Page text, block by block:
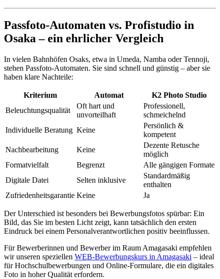
Passfoto-Automaten vs. Profistudio in
Osaka – ein ehrlicher Vergleich
In vielen Bahnhöfen Osaks, etwa in Umeda, Namba oder Tennoji,
stehen Passfoto-Automaten. Sie sind schnell und günstig – aber sie
haben klare Nachteile:
Kriterium Automat
K2 Photo Studio
Beleuchtungsqualität
Oft hart und
unvorteilhaft
Professionell,
schmeichelnd
Individuelle Beratung Keine
Persönlich &
kompetent
Nachbearbeitung
Keine
Dezente Retusche
möglich
Formatvielfalt
Begrenzt
Alle gängigen Formate
Digitale Datei
Selten inklusive
Standardmäßig
enthalten
Zufriedenheitsgarantie Keine Ja
Der Unterschied ist besonders bei Bewerbungsfotos spürbar: Ein
Bild, das Sie im besten Licht zeigt, kann tatsächlich den ersten
Eindruck bei einem Personalverantwortlichen positiv beeinflussen.
Für Bewerberinnen und Bewerber im Raum Amagasaki empfehlen
wir unseren speziellen WEB-Bewerbungskurs in Amagasaki – ideal
für Hochschulbewerbungen und Online-Formulare, die ein digitales
Foto in hoher Qualität erfordern.